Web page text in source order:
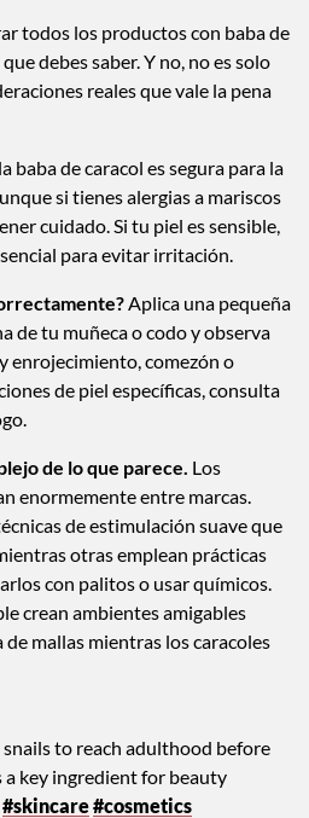
todos los productos con baba de
debes saber. Y no, no es solo
reales que vale la pena
baba de caracol es segura para la
si tienes alergias a mariscos
cuidado. Si tu piel es sensible,
para evitar irritación.
Aplica una pequeña
de tu muñeca o codo y observa
enrojecimiento, comezón o
de piel específicas, consulta
de lo que parece. Los
enormemente entre marcas.
de estimulación suave que
otras emplean prácticas
con palitos o usar químicos.
crean ambientes amigables
mallas mientras los caracoles
to reach adulthood before
a key ingredient for beauty
#skincare#cosmetics